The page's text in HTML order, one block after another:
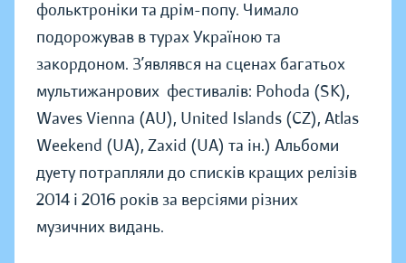
фольктроніки та дрім-попу. Чимало
подорожував в турах Україною та
закордоном. З’являвся на сценах багатьох
мультижанрових фестивалів: Pohoda (SK),
Waves Vienna (AU), United Islands (CZ), Atlas
Weekend (UA), Zaxid (UA) та ін.) Альбоми
дуету потрапляли до списків кращих релізів
2014 і 2016 років за версіями різних
музичних видань.